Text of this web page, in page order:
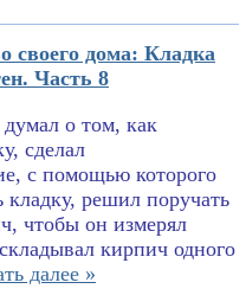
своего дома: Кладка
Часть 8
о том, как
сделал
с помощью которого
кладку, решил поручать
чтобы он измерял
кирпич одного
далее »